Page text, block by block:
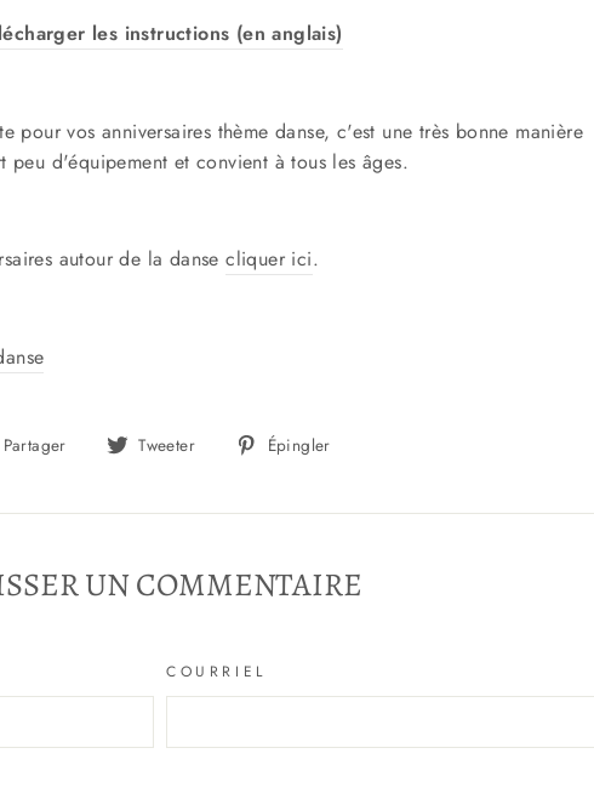
les instructions (en anglais)
pour vos anniversaires thème danse, c'est une très bonne manière
d'équipement et convient à tous les âges.
autour de la dansecliquer ici.
Partager
PartagerTweeter
TweeterÉpingler
UN COMMENTAIRE
COURRIEL